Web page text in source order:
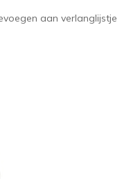
aan verlanglijstje